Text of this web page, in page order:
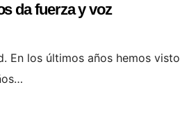
da fuerza y voz
En los últimos años hemos visto